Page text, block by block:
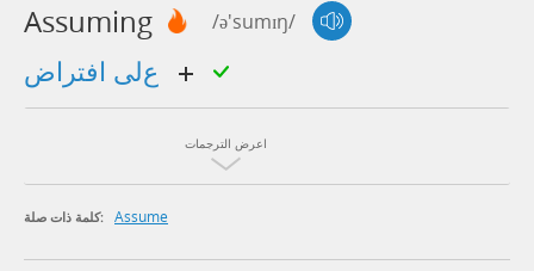
Assuming /ə'sumɪŋ/
اعرض الترجمات
كلمة ذات صلة: Assume